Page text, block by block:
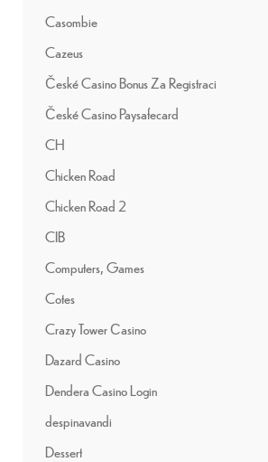
Casombie
Cazeus
České Casino Bonus Za Registraci
České Casino Paysafecard
CH
Chicken Road
Chicken Road 2
CIB
Computers, Games
Cotes
Crazy Tower Сasino
Dazard Casino
Dendera Casino Login
despinavandi
Dessert